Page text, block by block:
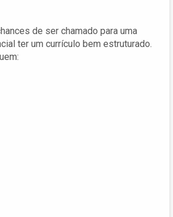
de ser chamado para uma
ter um currículo bem estruturado.